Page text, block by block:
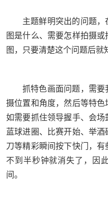
主题鲜明突出的问题
图是什么、需要怎样拍摄
图，只要清楚这个问题后就
抓特色画面问题，需要
摄位置和角度，然后等特色
如需要抓住领导握手、会场
蓝球进圈、比赛开始、举
刀等精彩瞬间按下快门，
不到半秒钟就消失了，因
间。